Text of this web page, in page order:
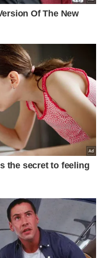
concentrada nas
animais de grande
fraturas nos membros
presas pesadas em
O crânio absorvia os